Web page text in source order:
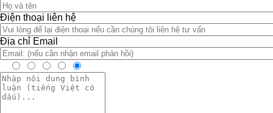
Điện thoại liên hệ
Địa chỉ Email